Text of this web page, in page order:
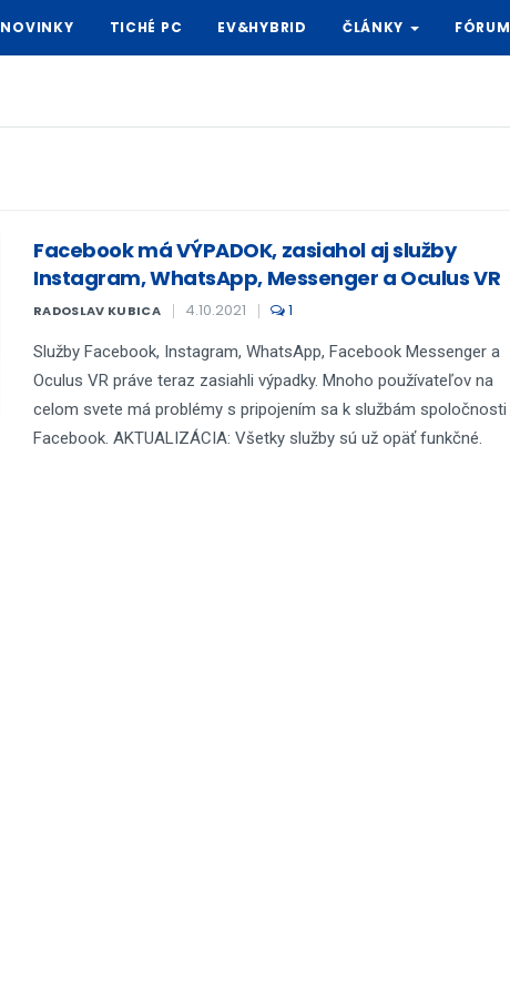
NOVINKY TICHÉ PC EV&HYBRID ČLÁNKY FÓRUM
Facebook má VÝPADOK, zasiahol aj služby
Instagram, WhatsApp, Messenger a Oculus VR
RADOSLAV KUBICA 4.10.2021 1
Služby Facebook, Instagram, WhatsApp, Facebook Messenger a
Oculus VR práve teraz zasiahli výpadky. Mnoho používateľov na
celom svete má problémy s pripojením sa k službám spoločnosti
Facebook. AKTUALIZÁCIA: Všetky služby sú už opäť funkčné.